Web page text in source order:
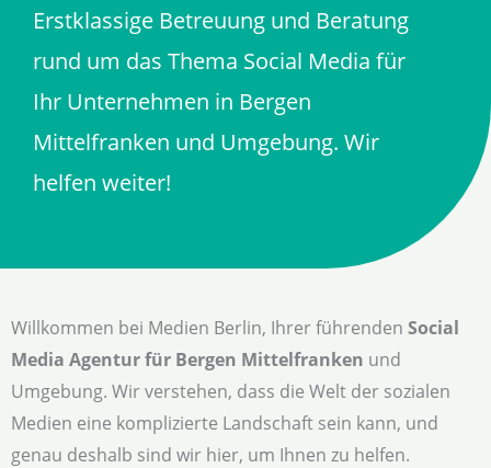
Erstklassige Betreuung und Beratung
rund um das Thema Social Media für
Ihr Unternehmen in Bergen
Mittelfranken und Umgebung. Wir
helfen weiter!
Willkommen bei Medien Berlin, Ihrer führenden Social
Media Agentur für Bergen Mittelfranken und
Umgebung. Wir verstehen, dass die Welt der sozialen
Medien eine komplizierte Landschaft sein kann, und
genau deshalb sind wir hier, um Ihnen zu helfen.